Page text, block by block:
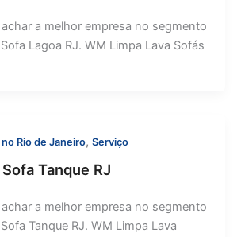
a melhor empresa no segmento
Lagoa RJ. WM Limpa Lava Sofás
Rio de Janeiro, Serviço
Tanque RJ
a melhor empresa no segmento
Tanque RJ. WM Limpa Lava